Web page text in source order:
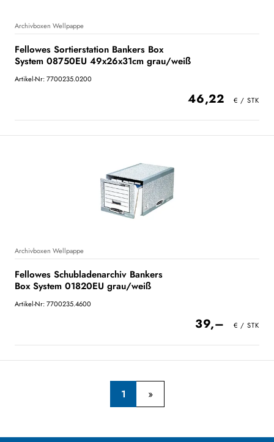
Archivboxen Wellpappe
Fellowes Sortierstation Bankers Box
System 08750EU 49x26x31cm grau/weiß
Artikel-Nr: 7700235.0200
46,22
Archivboxen Wellpappe
Fellowes Schubladenarchiv Bankers
Box System 01820EU grau/weiß
Artikel-Nr: 7700235.4600
39,–
1